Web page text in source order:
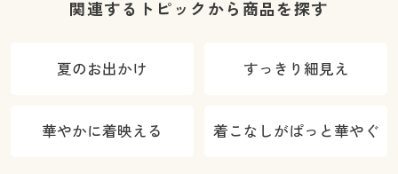
関連するトピックから商品を探す
夏のお出かけ すっきり細見え
華やかに着映える 着こなしがぱっと華やぐ